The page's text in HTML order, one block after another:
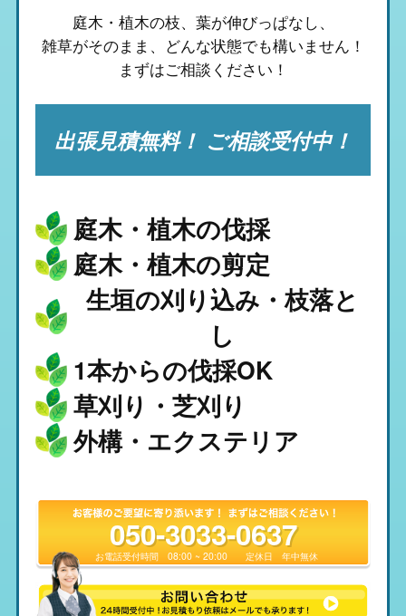
庭木・植木の枝、葉が伸びっぱなし、
雑草がそのまま、 どんな状態でも構いません！
まずはご相談ください！
出張見積無料！ ご相談受付中！
庭木・植木の伐採
1本からの伐採OK
庭木・植木の剪定
草刈り・芝刈り
生垣の刈り込み・枝落と
し
外構・エクステリア
050-3033-0637
お電話受付時間08:00 ~ 20:00 定休日年中無休